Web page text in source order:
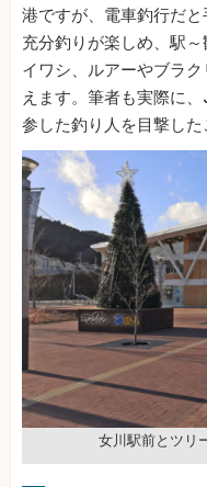
港ですが、電車釣行だ
充分釣りが楽しめ、駅
イワシ、ルアーやブラ
えます。筆者も実際に
参した釣り人を目撃した
女川駅前とツリ